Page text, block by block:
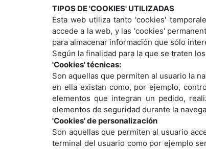
TIPOS DE 'COOKIES' UTILIZADAS
Esta web utiliza tanto 'cookies'
accede a la web, y las 'cookies'
para almacenar información que sólo
Según la finalidad para la que se traten
'Cookies' técnicas:
Son aquellas que permiten al usuario la
en ella existan como, por ejemplo,
elementos que integran un pedido,
elementos de seguridad durante la
'Cookies' de personalización
Son aquellas que permiten al usuario
terminal del usuario como por ejemplo